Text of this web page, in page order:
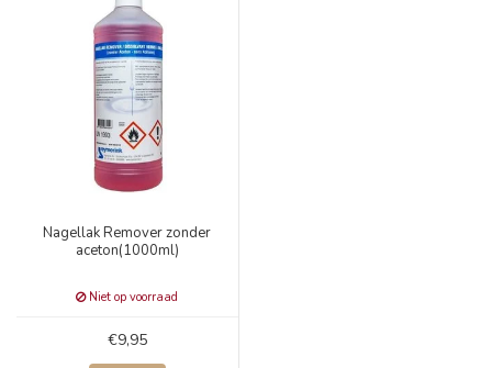
Nagellak Remover zonder
aceton(1000ml)
Niet op voorraad
€9,95